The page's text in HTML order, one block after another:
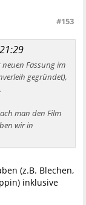
#153
Fassung im
gegründet),
man den Film
wir in
(z.B. Blechen,
inklusive